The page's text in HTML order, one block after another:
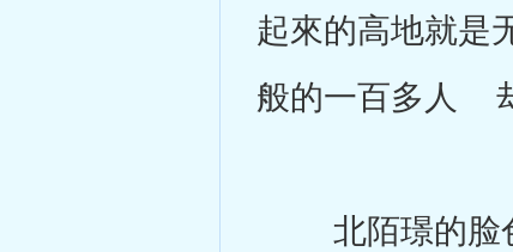
起來的高地就
般的一百多人
北陌璟的脸